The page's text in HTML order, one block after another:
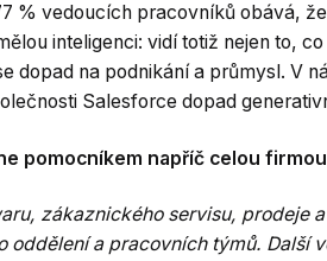
% vedoucích pracovníků obává,
inteligenci: vidí totiž nejen to,
dopad na podnikání a průmysl. V
Salesforce dopad
pomocníkem napříč celou firmou
zákaznického servisu, prodeje
oddělení a pracovních týmů. Další